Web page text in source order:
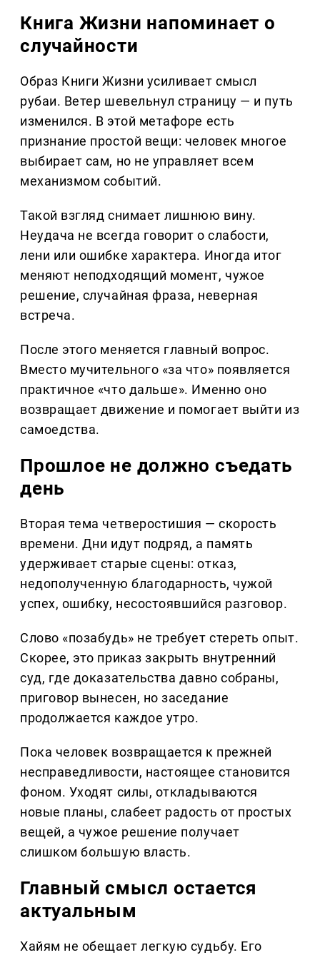
Книга Жизни напоминает о
случайности
Образ Книги Жизни усиливает смысл
рубаи. Ветер шевельнул страницу — и путь
изменился. В этой метафоре есть
признание простой вещи: человек многое
выбирает сам, но не управляет всем
механизмом событий.
Такой взгляд снимает лишнюю вину.
Неудача не всегда говорит о слабости,
лени или ошибке характера. Иногда итог
меняют неподходящий момент, чужое
решение, случайная фраза, неверная
встреча.
После этого меняется главный вопрос.
Вместо мучительного «за что» появляется
практичное «что дальше». Именно оно
возвращает движение и помогает выйти из
самоедства.
Прошлое не должно съедать
день
Вторая тема четверостишия — скорость
времени. Дни идут подряд, а память
удерживает старые сцены: отказ,
недополученную благодарность, чужой
успех, ошибку, несостоявшийся разговор.
Слово «позабудь» не требует стереть опыт.
Скорее, это приказ закрыть внутренний
суд, где доказательства давно собраны,
приговор вынесен, но заседание
продолжается каждое утро.
Пока человек возвращается к прежней
несправедливости, настоящее становится
фоном. Уходят силы, откладываются
новые планы, слабеет радость от простых
вещей, а чужое решение получает
слишком большую власть.
Главный смысл остается
актуальным
Хайям не обещает легкую судьбу. Его